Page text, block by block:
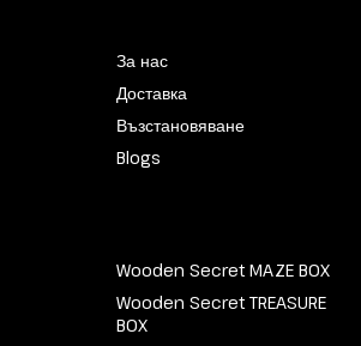
За нас
Доставка
Възстановяване
Blogs
Wooden Secret MAZE BOX
Wooden Secret TREASURE
BOX